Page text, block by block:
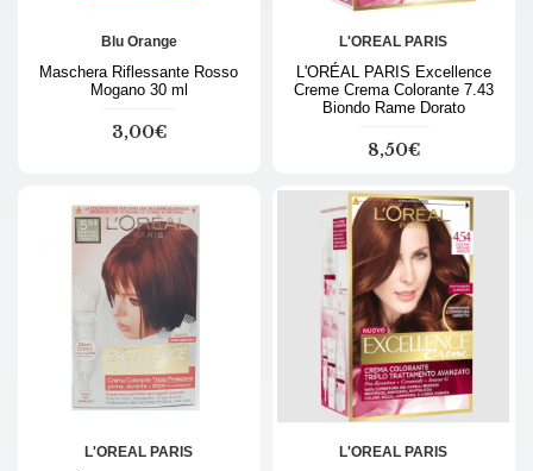
Blu Orange
Maschera Riflessante Rosso
Mogano 30 ml
3,00€
L'OREAL PARIS
L'ORÉAL PARIS Excellence
Creme Crema Colorante 7.43
Biondo Rame Dorato
8,50€
L'OREAL PARIS L'OREAL PARIS